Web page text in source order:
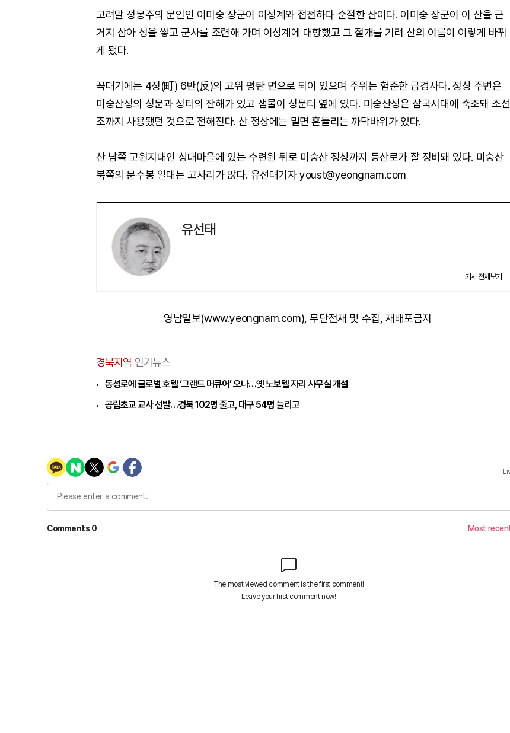
고려말 정몽주의 문인인 이미숭 장군이 이성계와 접전하다 순절한 산이다. 이미숭 장군이 이 산을 근
거지 삼아 성을 쌓고 군사를 조련해 가며 이성계에 대항했고 그 절개를 기려 산의 이름이 이렇게 바뀌
게 됐다.
꼭대기에는 4정(町) 6반(反)의 고위 평탄 면으로 되어 있으며 주위는 험준한 급경사다. 정상 주변은
미숭산성의 성문과 성터의 잔해가 있고 샘물이 성문터 옆에 있다. 미숭산성은 삼국시대에 축조돼 조선
조까지 사용됐던 것으로 전해진다. 산 정상에는 밀면 흔들리는 까닥바위가 있다.
산 남쪽 고원지대인 상대마을에 있는 수련원 뒤로 미숭산 정상까지 등산로가 잘 정비돼 있다. 미숭산
북쪽의 문수봉 일대는 고사리가 많다. 유선태기자 youst@yeongnam.com
유선태
기사 전체보기
영남일보(www.yeongnam.com), 무단전재 및 수집, 재배포금지
경북지역 인기뉴스
동성로에 글로벌 호텔 ‘그랜드 머큐어’ 오나…옛 노보텔 자리 사무실 개설
공립초교 교사 선발…경북 102명 줄고, 대구 54명 늘리고